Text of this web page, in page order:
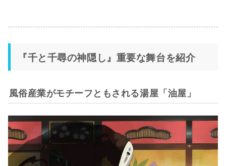
『千と千尋の神隠し』重要な舞台を紹介
風俗産業がモチーフともされる湯屋「油屋」